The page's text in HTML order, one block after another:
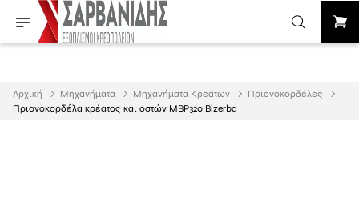
Αρχική Μηχανήματα Μηχανήματα Κρεάτων
Πριονοκορδέλες
Πριονοκορδέλα κρέατος και οστών MBP320 Bizerba